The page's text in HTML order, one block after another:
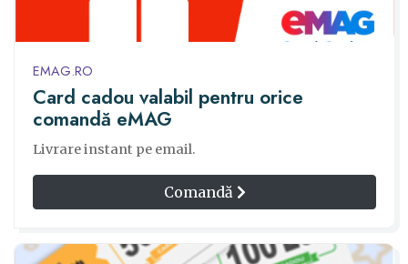
EMAG.RO
Card cadou valabil pentru orice
comandă eMAG
Livrare instant pe email.
Comandă